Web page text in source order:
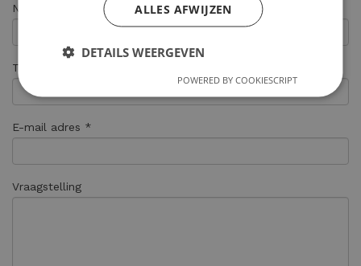
Naam (ouder) *
Telefoonnummer
E-mail adres *
Vraagstelling
ALLES AFWIJZEN
DETAILS WEERGEVEN
POWERED BY COOKIESCRIPT